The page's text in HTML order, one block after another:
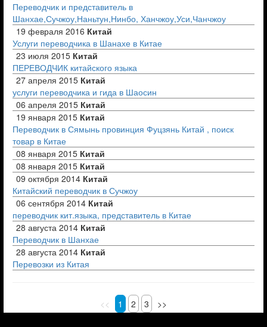
Переводчик и представитель в
Шанхае,Сучжоу,Наньтун,Нинбо, Ханчжоу,Уси,Чанчжоу
19 февраля 2016 Китай
Услуги переводчика в Шанахе в Китае
23 июля 2015 Китай
ПЕРЕВОДЧИК китайского языка
27 апреля 2015 Китай
услуги переводчика и гида в Шаосин
06 апреля 2015 Китай
19 января 2015 Китай
Переводчик в Сямынь провинция Фуцзянь Китай , поиск
товар в Китае
08 января 2015 Китай
08 января 2015 Китай
09 октября 2014 Китай
Китайский переводчик в Сучжоу
06 сентября 2014 Китай
переводчик кит.языка, представитель в Китае
28 августа 2014 Китай
Переводчик в Шанхае
28 августа 2014 Китай
Перевозки из Китая
<< 1 2 3 >>